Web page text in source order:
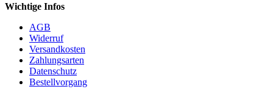
Wichtige Infos
AGB
Widerruf
Versandkosten
Zahlungsarten
Datenschutz
Bestellvorgang